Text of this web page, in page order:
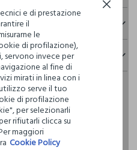
POLIAMMIDE
- PROCEDURA DELICATA
sottoposto a test chimico-
limiti che abbiamo
talvolta anche più
dalla normativa
del tuo ordine online per
che hai acquistato.
e di prestazione
il
le
di profilazione),
servono invece per
al fine di
mirati in linea con i
serve il tuo
di profilazione
per selezionarli
rifiutarli clicca su
maggiori
Cookie Policy
Continua senza accettare